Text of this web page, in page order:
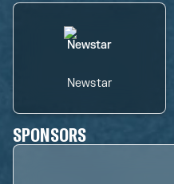
Newstar
SPONSORS